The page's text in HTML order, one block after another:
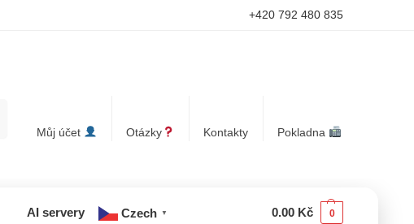
+420 792 480 835
Můj účet Otázky Kontakty Pokladna
AI servery Czech ▼ 0.00 Kč 0